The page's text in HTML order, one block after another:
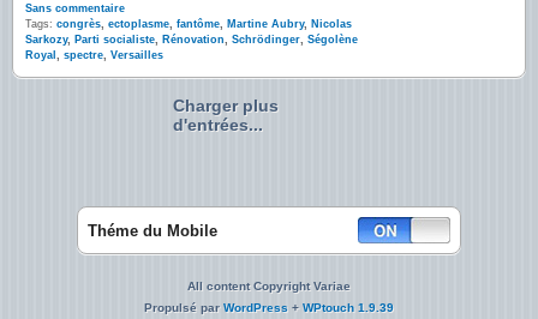
Sans commentaire
Tags: congrès, ectoplasme, fantôme, Martine Aubry, Nicolas
Sarkozy, Parti socialiste, Rénovation, Schrödinger, Ségolène
Royal , spectre, Versailles
Charger plus
d'entrées...
Théme du Mobile
All content Copyright Variae
Propulsé parWordPress + WPtouch 1.9.39